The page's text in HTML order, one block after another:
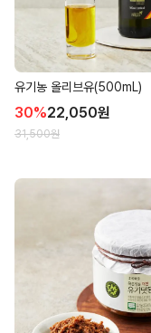
유기농 올리브유(500mL)
30%22,050원
31,500원